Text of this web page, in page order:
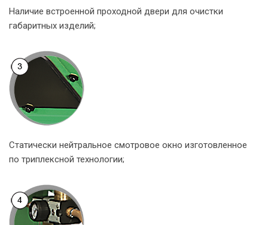
Наличие встроенной проходной двери для очистки
габаритных изделий;
Статически нейтральное смотровое окно изготовленное
по триплексной технологии;